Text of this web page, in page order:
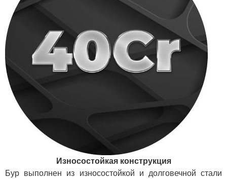
Износостойкая конструкция
Бур выполнен из износостойкой и долговечной стали